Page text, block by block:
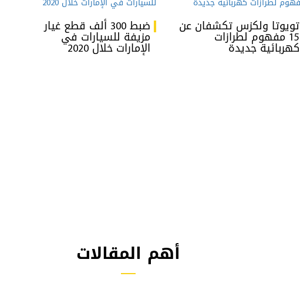
تويوتا ولكزس تكشفان عن
15 مفهوم لطرازات
كهربائية جديدة
ضبط 300 ألف قطع غيار
مزيفة للسيارات في
الإمارات خلال 2020
أهم المقالات